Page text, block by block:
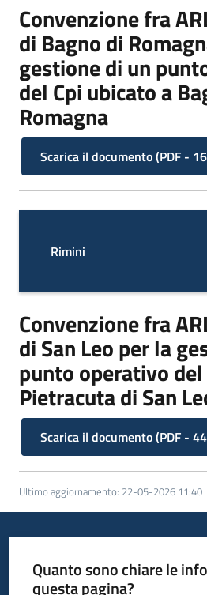
Convenzione fra
di Bagno di
gestione di un
del Cpi ubicato a
Romagna
Scarica il documento(PDF -
Rimini
Convenzione fra
di San Leo per la
punto operativo
Pietracuta di San
Scarica il documento(PDF -
Ultimo aggiornamento: 22-05-2026 11:40
Quanto sono chiare le
questa pagina?